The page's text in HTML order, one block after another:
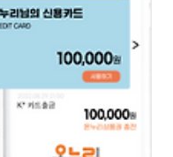
로바로 정부24 (출처: 정부
19일 처음 시행을 하여 현재